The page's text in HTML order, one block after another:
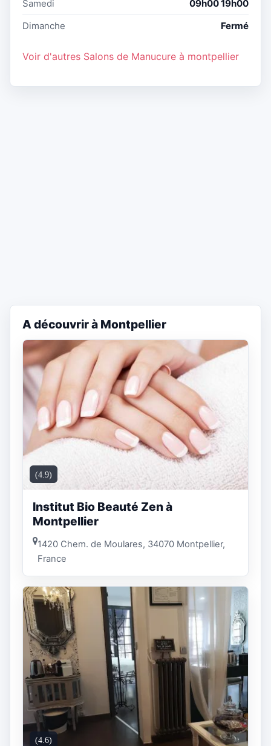
Samedi
09h00 19h00
Dimanche
Fermé
Voir d'autres Salons de Manucure à montpellier
A découvrir à Montpellier
(4.9)
Institut Bio Beauté Zen à
Montpellier
1420 Chem. de Moulares, 34070 Montpellier,
France
(4.6)